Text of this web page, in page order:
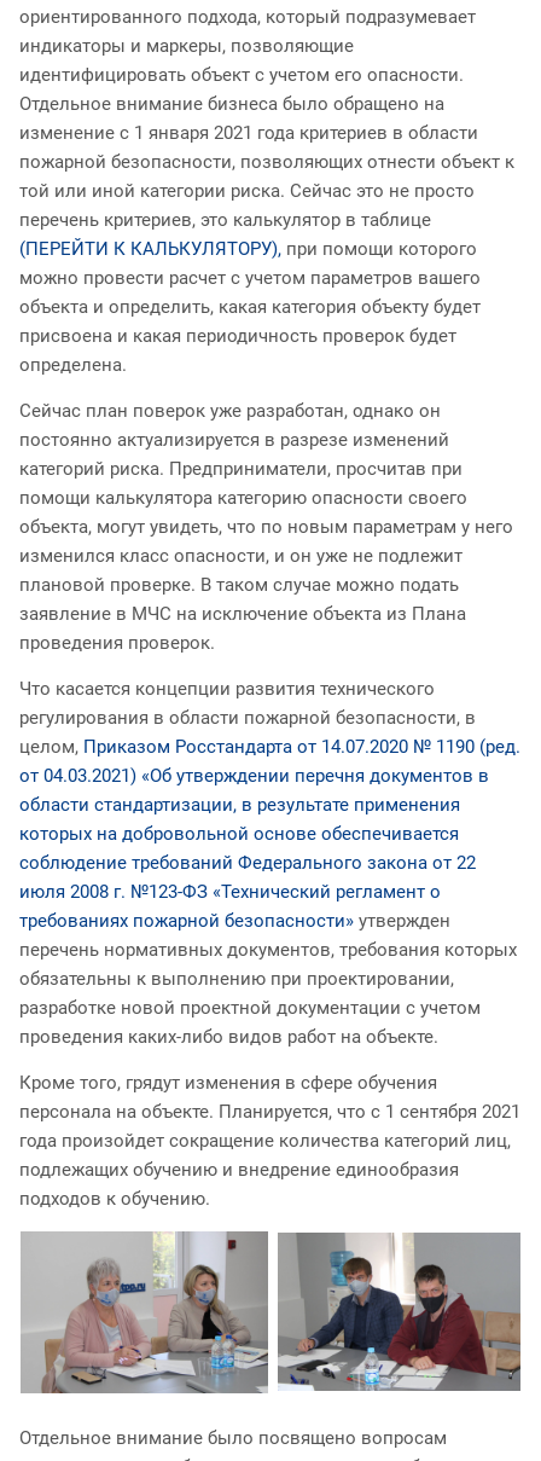
ориентированного подхода, который подразумевает
индикаторы и маркеры, позволяющие
идентифицировать объект с учетом его опасности.
Отдельное внимание бизнеса было обращено на
изменение с 1 января 2021 года критериев в области
пожарной безопасности, позволяющих отнести объект к
той или иной категории риска. Сейчас это не просто
перечень критериев, это калькулятор в таблице
(ПЕРЕЙТИ К КАЛЬКУЛЯТОРУ), при помощи которого
можно провести расчет с учетом параметров вашего
объекта и определить, какая категория объекту будет
присвоена и какая периодичность проверок будет
определена.
Сейчас план поверок уже разработан, однако он
постоянно актуализируется в разрезе изменений
категорий риска. Предприниматели, просчитав при
помощи калькулятора категорию опасности своего
объекта, могут увидеть, что по новым параметрам у него
изменился класс опасности, и он уже не подлежит
плановой проверке. В таком случае можно подать
заявление в МЧС на исключение объекта из Плана
проведения проверок.
Что касается концепции развития технического
регулирования в области пожарной безопасности, в
целом, Приказом Росстандарта от 14.07.2020 № 1190 (ред.
от 04.03.2021) «Об утверждении перечня документов в
области стандартизации, в результате применения
которых на добровольной основе обеспечивается
соблюдение требований Федерального закона от 22
июля 2008 г. №123-ФЗ «Технический регламент о
требованиях пожарной безопасности» утвержден
перечень нормативных документов, требования которых
обязательны к выполнению при проектировании,
разработке новой проектной документации с учетом
проведения каких-либо видов работ на объекте.
Кроме того, грядут изменения в сфере обучения
персонала на объекте. Планируется, что с 1 сентября 2021
года произойдет сокращение количества категорий лиц,
подлежащих обучению и внедрение единообразия
подходов к обучению.
Отдельное внимание было посвящено вопросам